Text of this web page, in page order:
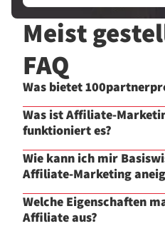
Meist
FAQ
Was bietet
Was ist Affiliate-
funktioniert es?
Wie kann ich mir
Affiliate-Marketing
Welche Eigenschaften
Affiliate aus?